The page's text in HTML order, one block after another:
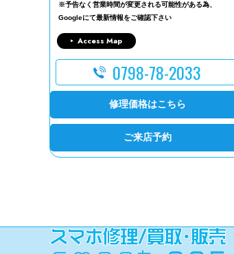
※予告なく営業時間が変更される可能性がある為、
Googleにて最新情報をご確認下さい
Access Map
0798-78-2033
修理価格はこちら
ご来店予約